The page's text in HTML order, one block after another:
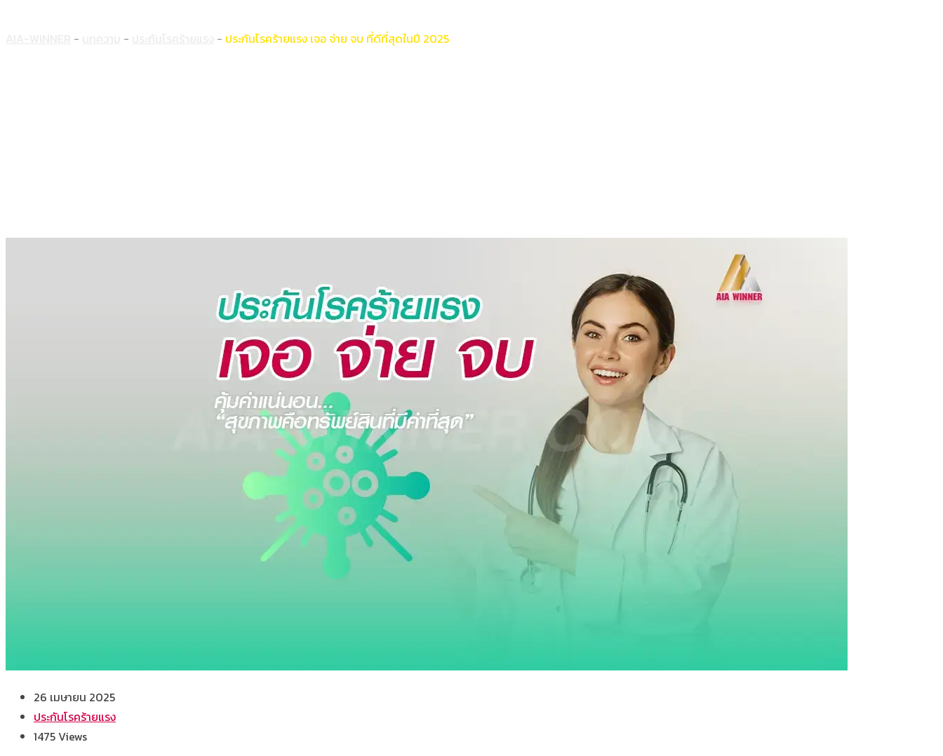
- - - ประกันโรคร้ายแรง เจอ จ่าย จบ ที่ดีที่สุดในปี 2025
26 เมษายน 2025
ประกันโรคร้ายแรง
1475Views